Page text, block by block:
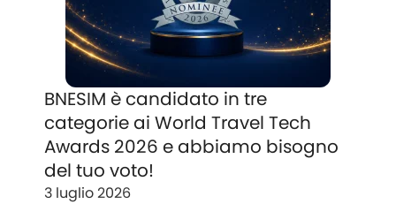
BNESIM è candidato in tre
categorie ai World Travel Tech
Awards 2026 e abbiamo bisogno
del tuo voto!
3 luglio 2026